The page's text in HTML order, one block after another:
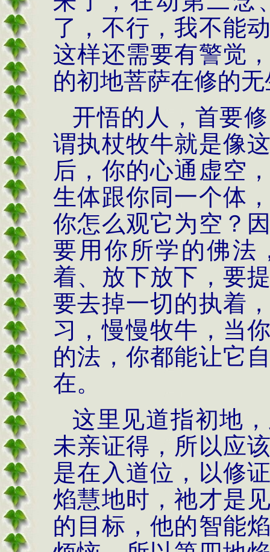
了，不行，我不能
这样还需要有警觉
的初地菩萨在修的
开悟的人，首要
谓执杖牧牛就是像
后，你的心通虚空
生体跟你同一个体
你怎么观它为空？
要用你所学的佛法
着、放下放下，要
要去掉一切的执着
习，慢慢牧牛，当
的法，你都能让它
在。
这里见道指初地
未亲证得，所以应
是在入道位，以修
焰慧地时，祂才是
的目标，他的智能